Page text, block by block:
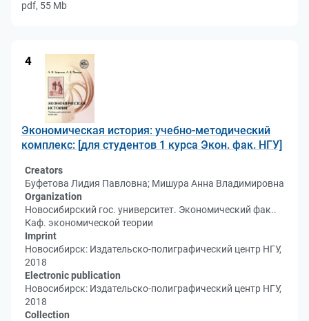
pdf, 55 Mb
4
Экономическая история: учебно-методический
комплекс: [для студентов 1 курса Экон. фак. НГУ]
Creators
Буфетова Лидия Павловна; Мишура Анна Владимировна
Organization
Новосибирский гос. университет. Экономический фак..
Каф. экономической теории
Imprint
Новосибирск: Издательско-полиграфический центр НГУ,
2018
Electronic publication
Новосибирск: Издательско-полиграфический центр НГУ,
2018
Collection